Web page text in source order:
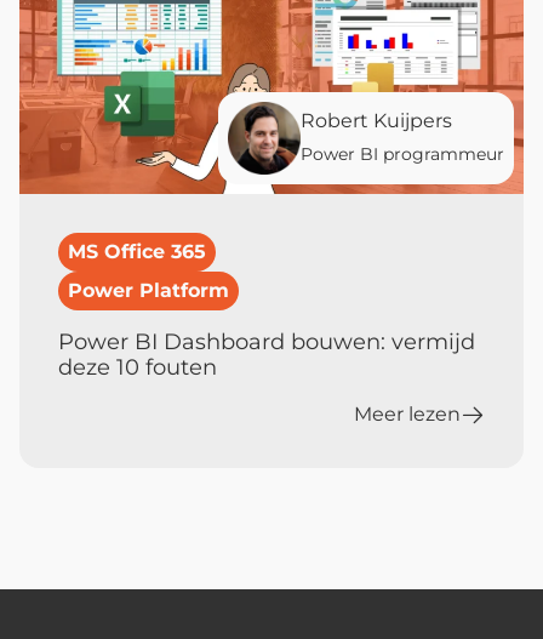
Robert Kuijpers
Power BI programmeur
MS Office 365
Power Platform
Power BI Dashboard bouwen: vermijd
deze 10 fouten
Meer lezen